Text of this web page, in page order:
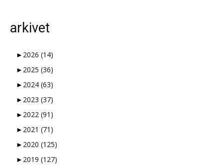
arkivet
► 2026 (14)
► 2025 (36)
► 2024 (63)
► 2023 (37)
► 2022 (91)
► 2021 (71)
► 2020 (125)
► 2019 (127)